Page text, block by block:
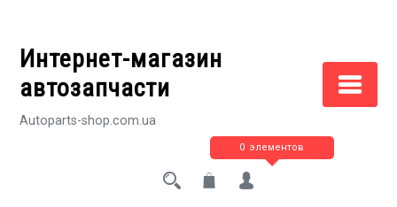
содержимому
Интернет-магазин
автозапчасти
Autoparts-shop.com.ua
0 элементов